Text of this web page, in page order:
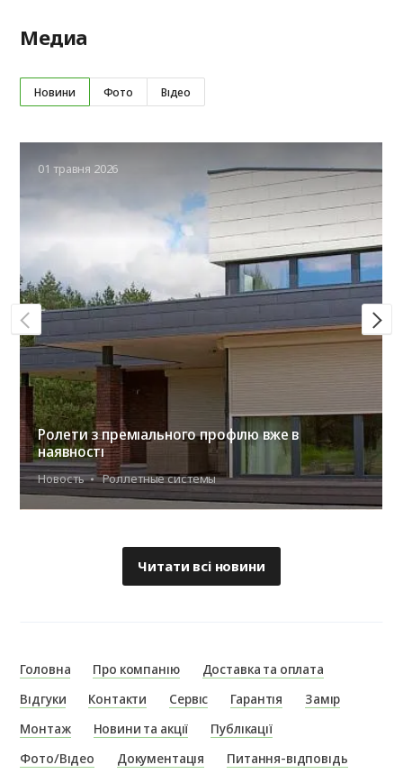
Медиа
Новини Фото Відео
01 травня 2026
Ролети з преміального профілю вже в
наявності
Новость Роллетные системы
Читати всі новини
Головна Про компанію
Доставка та оплата
Відгуки
Контакти Сервіс Гарантія
Замір
Монтаж
Новини та акції
Публікації
Фото/Відео
Документація Питання-відповідь